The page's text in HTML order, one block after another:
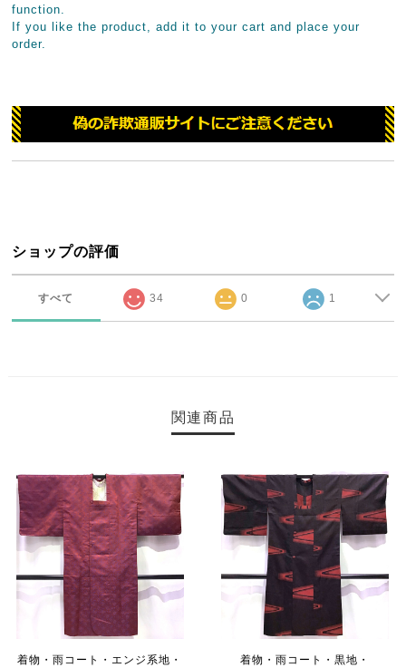
function.
If you like the product, add it to your cart and place your
order.
ショップの評価
すべて 34 0 1
関連商品
着物・雨コート・エンジ系地・
着物・雨コート・黒地・